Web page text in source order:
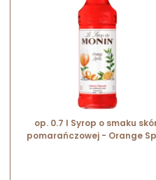
op. 0.7 l Syrop o smaku
pomarańczowej - Orange